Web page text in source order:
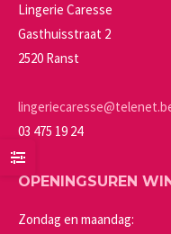
Lingerie Caresse
Gasthuisstraat 2
2520 Ranst
03 475 19 24
OPENINGSUREN
Zondag en maandag: